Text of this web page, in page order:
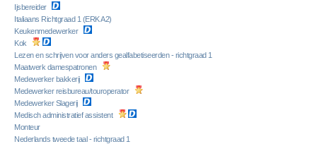
Ijsbereider
Italiaans Richtgraad 1 (ERK A2)
Keukenmedewerker
Kok
Lezen en schrijven voor anders gealfabetiseerden - richtgraad 1
Maatwerk damespatronen
Medewerker bakkerij
Medewerker reisbureau/touroperator
Medewerker Slagerij
Medisch administratief assistent
Monteur
Nederlands tweede taal - richtgraad 1